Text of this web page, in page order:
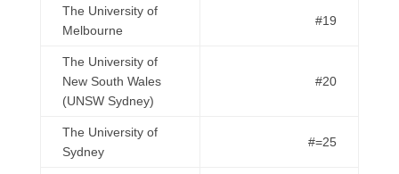
The University of
Melbourne
#19
The University of
New South Wales
(UNSW Sydney)
#20
The University of
Sydney
#=25